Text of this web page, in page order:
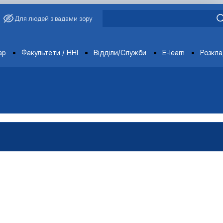
Для людей з вадами зору
Факультети / ННІ Відділи/Служби E-learn